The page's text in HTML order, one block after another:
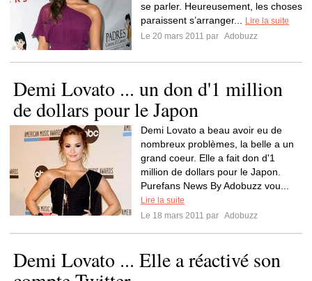
se parler. Heureusement, les choses
paraissent s’arranger...
Lire la suite
Le 20 mars 2011 par Adobuzz
Demi Lovato ... un don d'1 million
de dollars pour le Japon
Demi Lovato a beau avoir eu de
nombreux problèmes, la belle a un
grand coeur. Elle a fait don d'1
million de dollars pour le Japon.
Purefans News By Adobuzz vou...
Lire la suite
Le 18 mars 2011 par Adobuzz
Demi Lovato ... Elle a réactivé son